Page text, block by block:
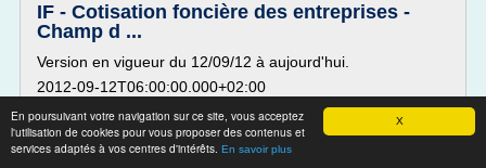
X
En poursuivant votre navigation sur ce site, vous acceptez
l'utilisation de cookies pour vous proposer des contenus et
services adaptés à vos centres d'intérêts. En savoir plus
IF - Cotisation foncière des entreprises -
Champ d ...
Version en vigueur du 12/09/12 à aujourd'hui.
2012-09-12T06:00:00.000+02:00
IF - Cotisation foncière des entreprises - Champ
d'application - Personnes et activités exonérées -
Exonérations de plein droit permanentes - Locations